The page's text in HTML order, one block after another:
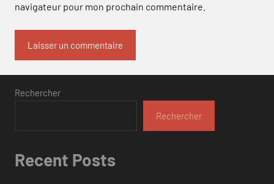
navigateur pour mon prochain commentaire.
Rechercher
Rechercher
Recent Posts